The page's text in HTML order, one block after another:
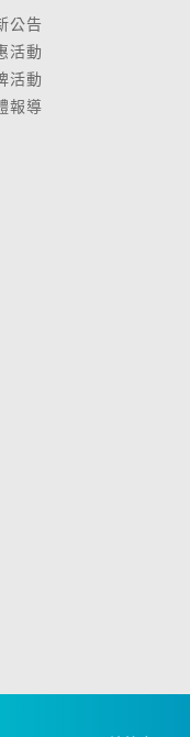
公告
活動
活動
報導